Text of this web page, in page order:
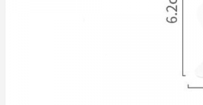
PENSULE MANICHIURA PROFESIONALE